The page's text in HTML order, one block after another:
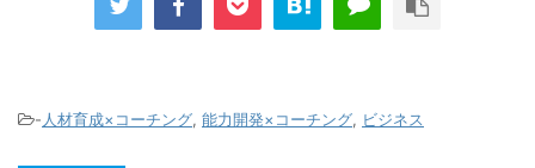
- 人材育成×コーチング, 能力開発×コーチング, ビジネス